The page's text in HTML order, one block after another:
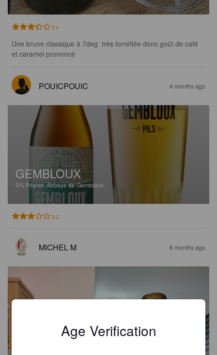
3.4
Une brune classique à 7deg  très torréfiée donc goût de café
et caramel prononcé
POUICPOUIC 4 months ago
GEMBLOUX
5% Pilsner.Abbaye de Gembloux.
3.0
MICHEL M 6 months ago
Age Verification